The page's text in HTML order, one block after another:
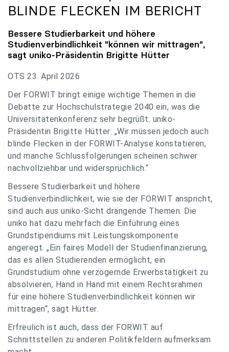
BLINDE FLECKEN IM BERICHT
Bessere Studierbarkeit und höhere
Studienverbindlichkeit "können wir mittragen",
sagt uniko-Präsidentin Brigitte Hütter
OTS 23. April 2026
Der FORWIT bringt einige wichtige Themen in die
Debatte zur Hochschulstrategie 2040 ein, was die
Universitätenkonferenz sehr begrüßt. uniko-
Präsidentin Brigitte Hütter: „Wir müssen jedoch auch
blinde Flecken in der FORWIT-Analyse konstatieren,
und manche Schlussfolgerungen scheinen schwer
nachvollziehbar und widersprüchlich.“
Bessere Studierbarkeit und höhere
Studienverbindlichkeit, wie sie der FORWIT anspricht,
sind auch aus uniko-Sicht drängende Themen. Die
uniko hat dazu mehrfach die Einführung eines
Grundstipendiums mit Leistungskomponente
angeregt. „Ein faires Modell der Studienfinanzierung,
das es allen Studierenden ermöglicht, ein
Grundstudium ohne verzögernde Erwerbstätigkeit zu
absolvieren, Hand in Hand mit einem Rechtsrahmen
für eine höhere Studienverbindlichkeit können wir
mittragen“, sagt Hütter.
Erfreulich ist auch, dass der FORWIT auf
Schnittstellen zu anderen Politikfeldern aufmerksam